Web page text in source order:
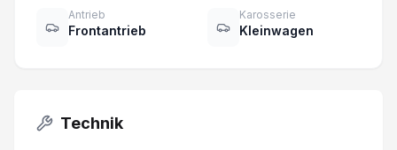
Antrieb
Frontantrieb
Karosserie
Kleinwagen
Technik